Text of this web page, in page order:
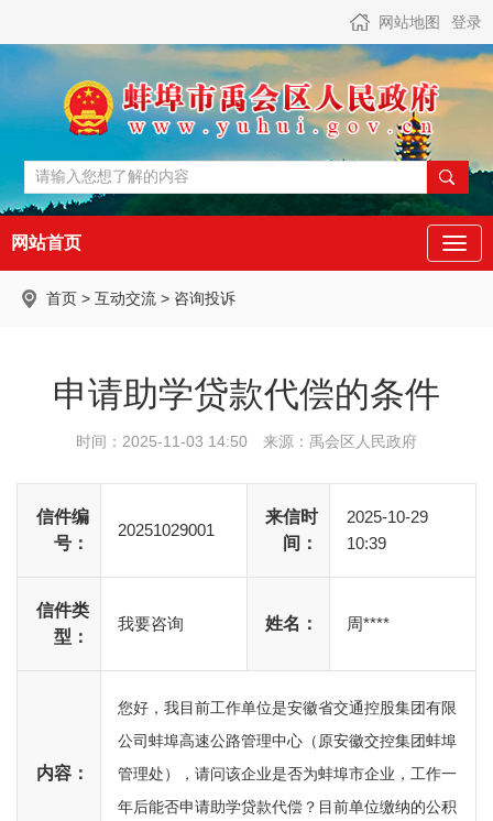
网站地图 登录
网站首页
首页 > 互动交流 > 咨询投诉
申请助学贷款代偿的条件
时间：2025-11-03 14:50 来源：禹会区人民政府
信件编
号：
20251029001
来信时
间：
2025-10-29
10:39
信件类
型：
我要咨询 姓名： 周****
内容：
您好，我目前工作单位是安徽省交通控股集团有限
公司蚌埠高速公路管理中心（原安徽交控集团蚌埠
管理处），请问该企业是否为蚌埠市企业，工作一
年后能否申请助学贷款代偿？目前单位缴纳的公积